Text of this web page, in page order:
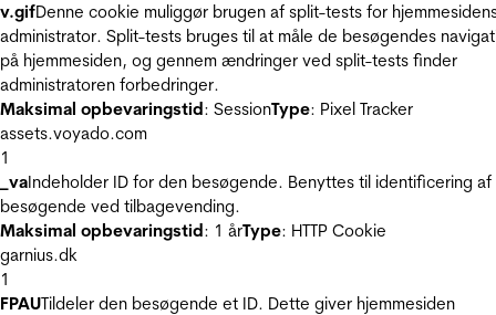
v.gifDenne cookie muliggør brugen af split-tests for
administrator. Split-tests bruges til at måle de besøgendes
på hjemmesiden, og gennem ændringer ved split-tests finder
administratoren forbedringer.
Maksimal opbevaringstid: SessionType: Pixel Tracker
assets.voyado.com
1
_vaIndeholder ID for den besøgende. Benyttes til identificering af
besøgende ved tilbagevending.
Maksimal opbevaringstid: 1 årType: HTTP Cookie
garnius.dk
1
FPAUTildeler den besøgende et ID. Dette giver hjemmesiden